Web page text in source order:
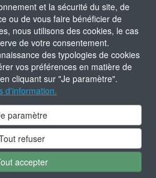
et la sécurité du site, de
ou de vous faire bénéficier de
nous utilisons des cookies, le cas
de votre consentement.
des typologies de cookies
vos préférences en matière de
cliquant sur "Je paramètre".
d'information.
paramètre
refuser
accepter